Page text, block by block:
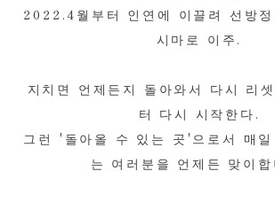
2022.4월부터 인연에 이끌려 선방정
시마로 이주.
지치면 언제든지 돌아와서 다시 리
터 다시 시작한다.
그런 '돌아올 수 있는 곳'으로서 매
는 여러분을 언제든 맞이합